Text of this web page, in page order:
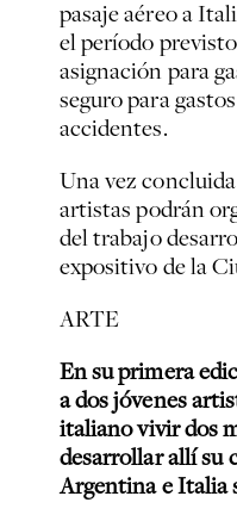
pasaje aéreo a
el período
asignación para
seguro para
accidentes.
Una vez
artistas podrán
del trabajo
expositivo de la
ARTE
En su primera
a dos jóvenes
italiano vivir dos
desarrollar allí su
Argentina e Italia